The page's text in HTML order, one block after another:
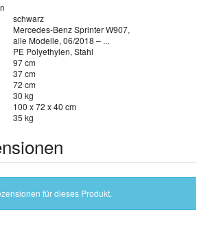
schwarz
Mercedes-Benz Sprinter W907,
alle Modelle, 06/2018 – ...
PE Polyethylen, Stahl
97 cm
37 cm
72 cm
30 kg
100 x 72 x 40 cm
35 kg
für dieses Produkt.